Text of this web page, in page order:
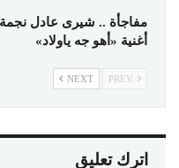
مفاجأة .. شيرى عادل نجمة
أغنية «أهو جه ياولاد»
NEXT
اترك تعليق